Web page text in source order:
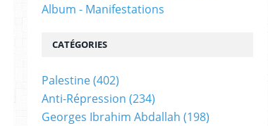
Album - Manifestations
CATÉGORIES
Palestine(402)
Anti-Répression (234)
Georges Ibrahim Abdallah (198)